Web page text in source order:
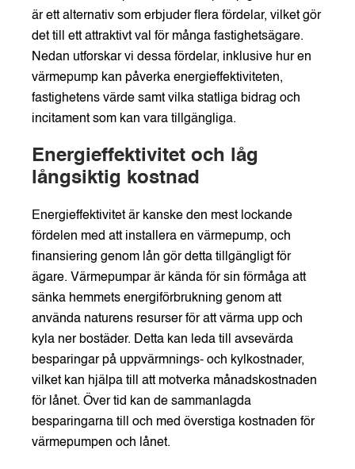
är ett alternativ som erbjuder flera fördelar, vilket gör
det till ett attraktivt val för många fastighetsägare.
Nedan utforskar vi dessa fördelar, inklusive hur en
värmepump kan påverka energieffektiviteten,
fastighetens värde samt vilka statliga bidrag och
incitament som kan vara tillgängliga.
Energieffektivitet och låg
långsiktig kostnad
Energieffektivitet är kanske den mest lockande
fördelen med att installera en värmepump, och
finansiering genom lån gör detta tillgängligt för
ägare. Värmepumpar är kända för sin förmåga att
sänka hemmets energiförbrukning genom att
använda naturens resurser för att värma upp och
kyla ner bostäder. Detta kan leda till avsevärda
besparingar på uppvärmnings- och kylkostnader,
vilket kan hjälpa till att motverka månadskostnaden
för lånet. Över tid kan de sammanlagda
besparingarna till och med överstiga kostnaden för
värmepumpen och lånet.